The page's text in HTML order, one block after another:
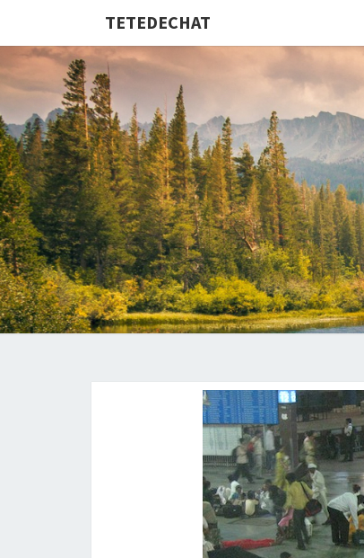
TETEDECHAT